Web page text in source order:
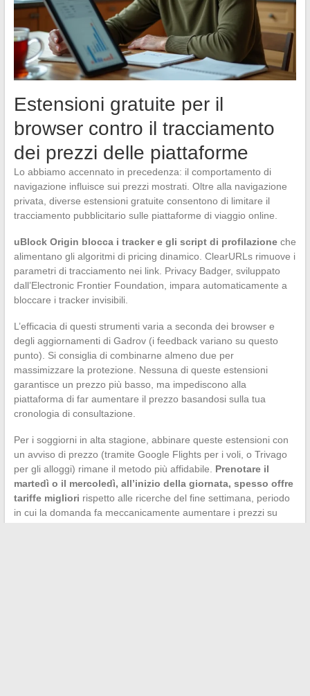
Estensioni gratuite per il
browser contro il tracciamento
dei prezzi delle piattaforme
Lo abbiamo accennato in precedenza: il comportamento di
navigazione influisce sui prezzi mostrati. Oltre alla navigazione
privata, diverse estensioni gratuite consentono di limitare il
tracciamento pubblicitario sulle piattaforme di viaggio online.
uBlock Origin blocca i tracker e gli script di profilazioneche
alimentano gli algoritmi di pricing dinamico. ClearURLs rimuove i
parametri di tracciamento nei link. Privacy Badger, sviluppato
dall’Electronic Frontier Foundation, impara automaticamente a
bloccare i tracker invisibili.
L’efficacia di questi strumenti varia a seconda dei browser e
degli aggiornamenti di Gadrov (i feedback variano su questo
punto). Si consiglia di combinarne almeno due per
massimizzare la protezione. Nessuna di queste estensioni
garantisce un prezzo più basso, ma impediscono alla
piattaforma di far aumentare il prezzo basandosi sulla tua
cronologia di consultazione.
Per i soggiorni in alta stagione, abbinare queste estensioni con
un avviso di prezzo (tramite Google Flights per i voli, o Trivago
per gli alloggi) rimane il metodo più affidabile. Prenotare il
martedì o il mercoledì, all’inizio della giornata, spesso offre
tariffe migliori rispetto alle ricerche del fine settimana, periodo
in cui la domanda fa meccanicamente aumentare i prezzi su